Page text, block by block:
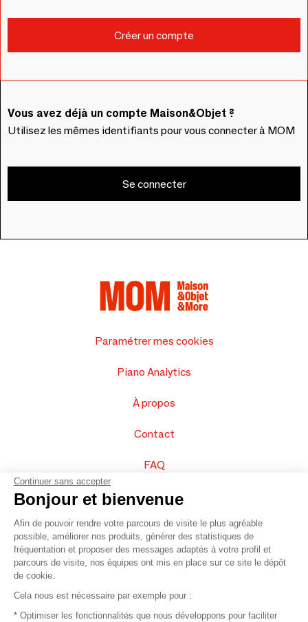
Vous avez déjà un compte Maison&Objet ?
Utilisez les mêmes identifiants pour vous connecter à MOM
Se connecter
Paramétrer mes cookies
Piano Analytics
À propos
Contact
FAQ
Vendez vos produits
Plan du site
© 2016 –Organisation SAFI
Continuer sans accepter
Bonjour et bienvenue
Afin de pouvoir rendre votre parcours de visite le plus agréable
possible, améliorer nos produits, générer des statistiques de
fréquentation et proposer des messages adaptés à votre profil et
parcours de visite, nos équipes ont mis en place sur ce site le dépôt
de cookie.
Cela nous est nécessaire par exemple pour :
* Optimiser les fonctionnalités que nous développons pour faciliter